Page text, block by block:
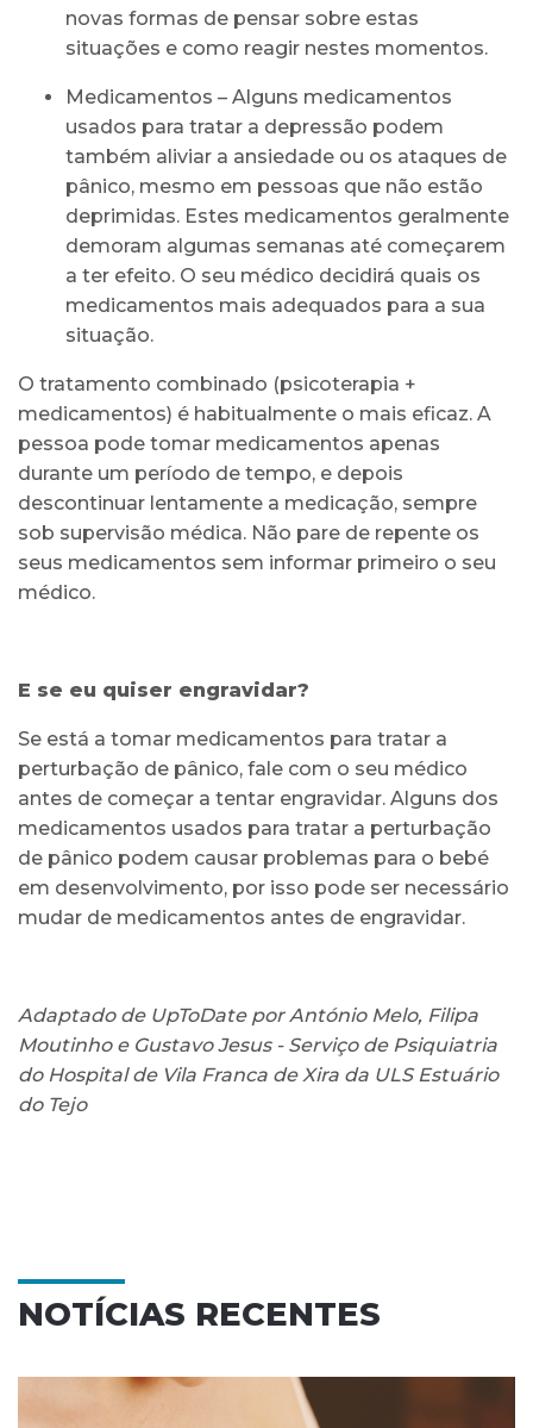
novas formas de pensar sobre estas
situações e como reagir nestes momentos.
Medicamentos – Alguns medicamentos
usados para tratar a depressão podem
também aliviar a ansiedade ou os ataques de
pânico, mesmo em pessoas que não estão
deprimidas. Estes medicamentos geralmente
demoram algumas semanas até começarem
a ter efeito. O seu médico decidirá quais os
medicamentos mais adequados para a sua
situação.
O tratamento combinado (psicoterapia +
medicamentos) é habitualmente o mais eficaz. A
pessoa pode tomar medicamentos apenas
durante um período de tempo, e depois
descontinuar lentamente a medicação, sempre
sob supervisão médica. Não pare de repente os
seus medicamentos sem informar primeiro o seu
médico.
E se eu quiser engravidar?
Se está a tomar medicamentos para tratar a
perturbação de pânico, fale com o seu médico
antes de começar a tentar engravidar. Alguns dos
medicamentos usados para tratar a perturbação
de pânico podem causar problemas para o bebé
em desenvolvimento, por isso pode ser necessário
mudar de medicamentos antes de engravidar.
Adaptado de UpToDate por António Melo, Filipa
Moutinho e Gustavo Jesus - Serviço de Psiquiatria
do Hospital de Vila Franca de Xira da ULS Estuário
do Tejo
NOTÍCIAS RECENTES